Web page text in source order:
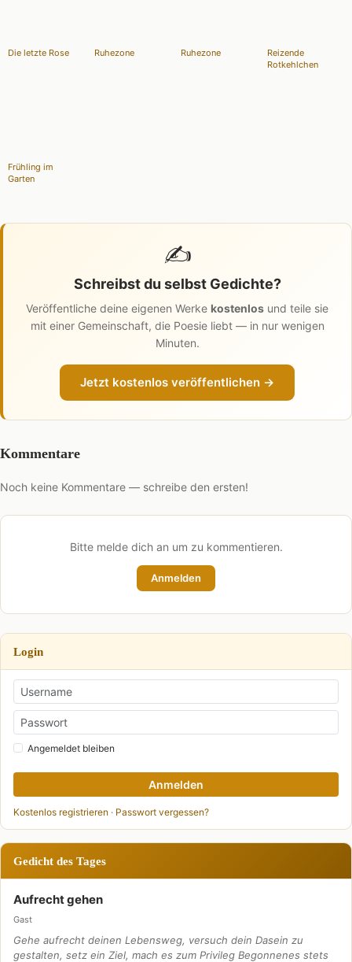
Die letzte Rose Ruhezone Ruhezone
Reizende
Rotkehlchen
Frühling im
Garten
✍️
Schreibst du selbst Gedichte?
Veröffentliche deine eigenen Werke kostenlos und teile sie
mit einer Gemeinschaft, die Poesie liebt — in nur wenigen
Minuten.
Jetzt kostenlos veröffentlichen →
Kommentare
Noch keine Kommentare — schreibe den ersten!
Bitte melde dich an um zu kommentieren.
Anmelden
Login
Angemeldet bleiben
Anmelden
Kostenlos registrieren · Passwort vergessen?
Gedicht des Tages
Aufrecht gehen
Gast
Gehe aufrecht deinen Lebensweg, versuch dein Dasein zu
gestalten, setz ein Ziel, mach es zum Privileg Begonnenes stets